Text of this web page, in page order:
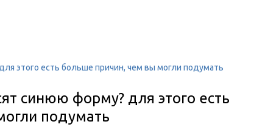
этого есть больше причин, чем вы могли подумать
синюю форму? для этого есть
подумать